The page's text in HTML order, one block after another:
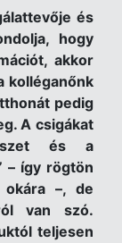
és
hogy
akkor
kolléganőnk
pedig
A csigákat
és a
– így rögtön
okára –, de
van szó.
teljesen